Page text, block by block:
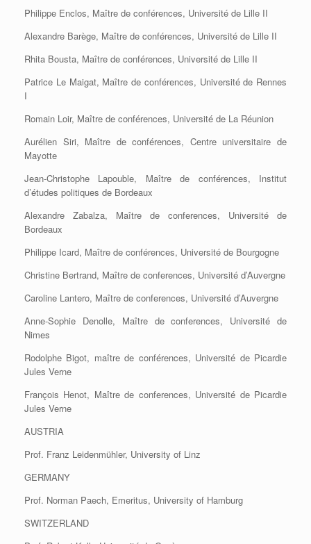
Philippe Enclos, Maître de conférences, Université de Lille II
Alexandre Barège, Maître de conférences, Université de Lille II
Rhita Bousta, Maître de conférences, Université de Lille II
Patrice Le Maigat, Maître de conférences, Université de Rennes
I
Romain Loir, Maître de conférences, Université de La Réunion
Aurélien Siri, Maître de conférences, Centre universitaire de
Mayotte
Jean-Christophe Lapouble, Maître de conférences, Institut
d’études politiques de Bordeaux
Alexandre Zabalza, Maître de conferences, Université de
Bordeaux
Philippe Icard, Maître de conférences, Université de Bourgogne
Christine Bertrand, Maître de conferences, Université d’Auvergne
Caroline Lantero, Maître de conferences, Université d’Auvergne
Anne-Sophie Denolle, Maître de conferences, Université de
Nimes
Rodolphe Bigot, maître de conférences, Université de Picardie
Jules Verne
François Henot, Maître de conferences, Université de Picardie
Jules Verne
AUSTRIA
Prof. Franz Leidenmühler, University of Linz
GERMANY
Prof. Norman Paech, Emeritus, University of Hamburg
SWITZERLAND